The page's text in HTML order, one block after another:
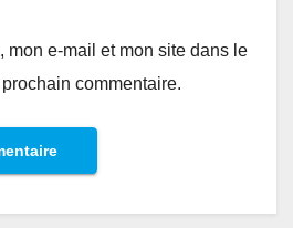
mon e-mail et mon site dans le
commentaire.